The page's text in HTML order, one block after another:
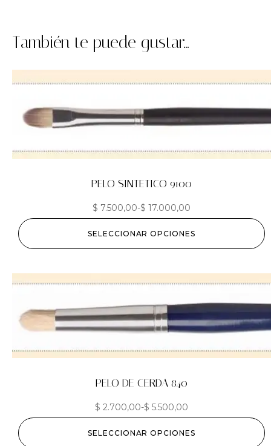
También te puede gustar...
PELO SINTETICO 9100
$ 7.500,00-$ 17.000,00
SELECCIONAR OPCIONES
PELO DE CERDA 840
$ 2.700,00-$ 5.500,00
SELECCIONAR OPCIONES